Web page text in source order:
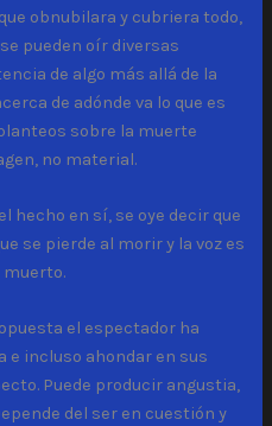
obnubilara y cubriera todo,
pueden oír diversas
de algo más allá de la
de adónde va lo que es
sobre la muerte
no material.
hecho en sí, se oye decir que
se pierde al morir y la voz es
muerto.
el espectador ha
e incluso ahondar en sus
Puede producir angustia,
del ser en cuestión y